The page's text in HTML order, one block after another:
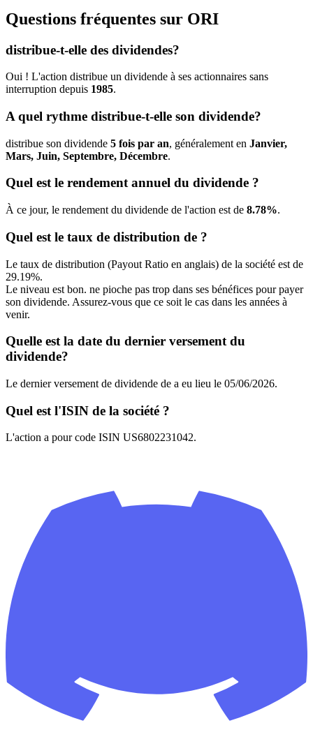
Questions fréquentes sur ORI
distribue-t-elle des dividendes?
Oui ! L'action distribue un dividende à ses actionnaires sans
interruption depuis 1985.
A quel rythme distribue-t-elle son dividende?
distribue son dividende 5 fois par an, généralement en Janvier,
Mars, Juin, Septembre, Décembre.
Quel est le rendement annuel du dividende ?
À ce jour, le rendement du dividende de l'action est de 8.78%.
Quel est le taux de distribution de ?
Le taux de distribution (Payout Ratio en anglais) de la société est de
29.19%.
Le niveau est bon. ne pioche pas trop dans ses bénéfices pour payer
son dividende. Assurez-vous que ce soit le cas dans les années à
venir.
Quelle est la date du dernier versement du
dividende?
Le dernier versement de dividende de a eu lieu le 05/06/2026.
Quel est l'ISIN de la société ?
L'action a pour code ISIN US6802231042.